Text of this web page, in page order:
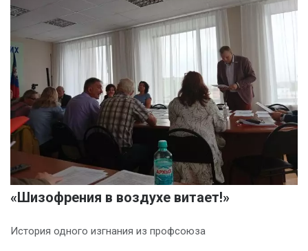
«Шизофрения в воздухе витает!»
История одного изгнания из профсоюза